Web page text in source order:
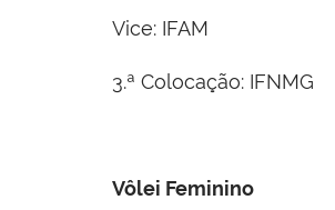
Vice: IFAM
3.ª Colocação: IFNMG
Vôlei Feminino